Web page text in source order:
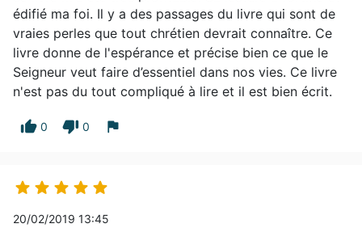
édifié ma foi. Il y a des passages du livre qui sont de
vraies perles que tout chrétien devrait connaître. Ce
livre donne de l'espérance et précise bien ce que le
Seigneur veut faire d’essentiel dans nos vies. Ce livre
n'est pas du tout compliqué à lire et il est bien écrit.
thumb_up 0 thumb_down 0 flag
    
20/02/2019 13:45